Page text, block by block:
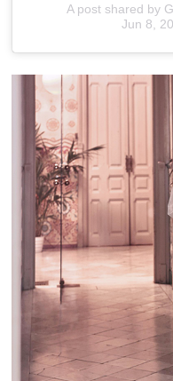
A post shared by
Jun 8,